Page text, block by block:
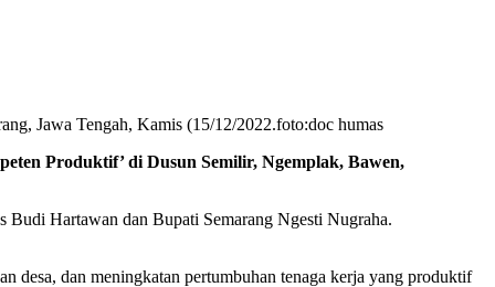
Jawa Tengah, Kamis (15/12/2022.foto:doc humas
Produktif’ di Dusun Semilir, Ngemplak, Bawen,
Budi Hartawan dan Bupati Semarang Ngesti Nugraha.
desa, dan meningkatan pertumbuhan tenaga kerja yang produktif